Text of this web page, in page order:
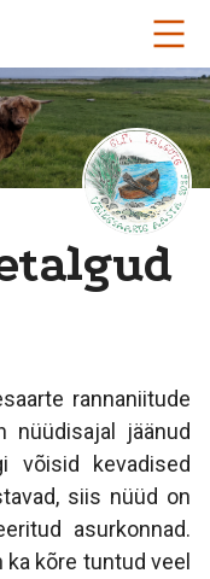
rannaniitude
nüüdisajal jäänud
võisid kevadised
siis nüüd on
asurkonnad.
kõre tuntud veel